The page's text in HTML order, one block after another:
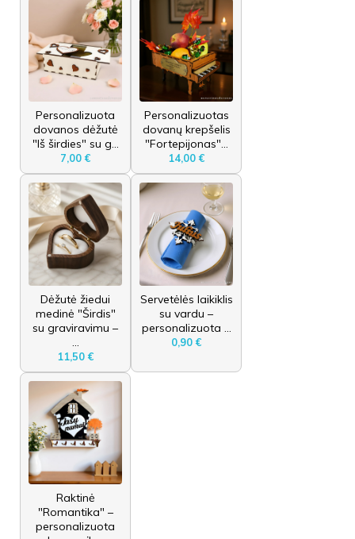
Personalizuota
dovanos dėžutė
"Iš širdies" su g...
7,00 €
Personalizuotas
dovanų krepšelis
"Fortepijonas"...
14,00 €
Dėžutė žiedui
medinė "Širdis"
su graviravimu –
...
11,50 €
Servetėlės laikiklis
su vardu –
personalizuota ...
0,90 €
Raktinė
"Romantika" –
personalizuota